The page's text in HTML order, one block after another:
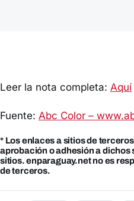
Leer la nota completa: Aquí
Fuente: Abc Color –
* Los enlaces a sitios de
aprobación o adhesión a dichos
sitios. enparaguay.net no es
de terceros.